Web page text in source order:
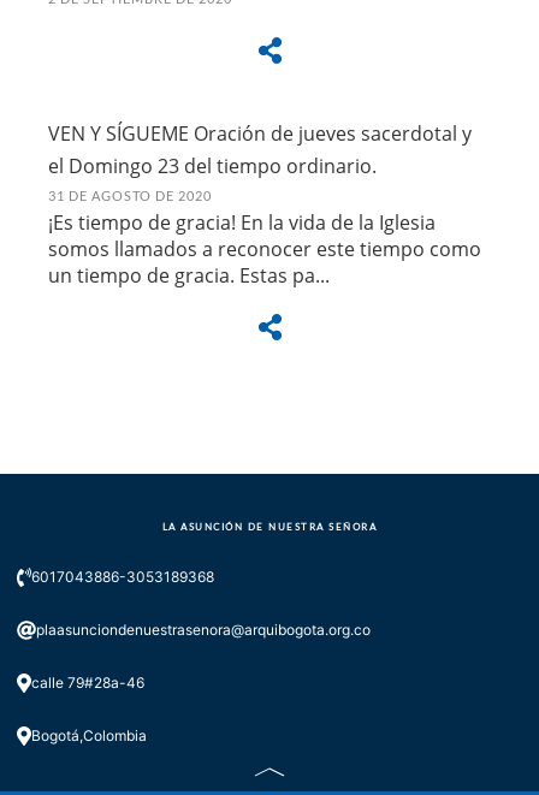
VEN Y SÍGUEME Oración de jueves sacerdotal y
el Domingo 23 del tiempo ordinario.
31 DE AGOSTO DE 2020
¡Es tiempo de gracia! En la vida de la Iglesia
somos llamados a reconocer este tiempo como
un tiempo de gracia. Estas pa...
LA ASUNCIÓN DE NUESTRA SEÑORA
6017043886-3053189368
plaasunciondenuestrasenora@arquibogota.org.co
calle 79#28a-46
Bogotá,Colombia